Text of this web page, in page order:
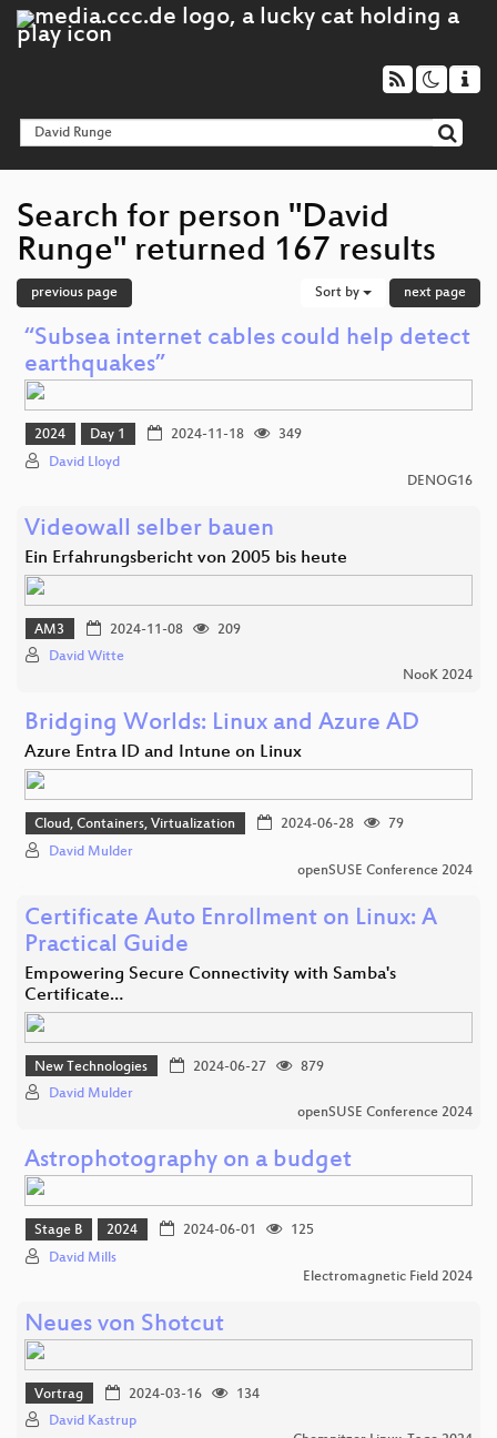
Search for person "David
Runge" returned 167 results
previous page Sort by next page
“Subsea internet cables could help detect
earthquakes”
2024 Day 1 2024-11-18
349
David Lloyd
DENOG16
Videowall selber bauen
Ein Erfahrungsbericht von 2005 bis heute
AM3 2024-11-08
209
David Witte
NooK 2024
Bridging Worlds: Linux and Azure AD
Azure Entra ID and Intune on Linux
Cloud, Containers, Virtualization 2024-06-28
79
David Mulder
openSUSE Conference 2024
Certificate Auto Enrollment on Linux: A
Practical Guide
Empowering Secure Connectivity with Samba's
Certificate…
New Technologies 2024-06-27
879
David Mulder
openSUSE Conference 2024
Astrophotography on a budget
Stage B 2024 2024-06-01
125
David Mills
Electromagnetic Field 2024
Neues von Shotcut
Vortrag 2024-03-16
134
David Kastrup